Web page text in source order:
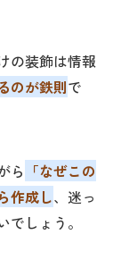
の装飾は情報
のが鉄則で
ら 「なぜこの
作成し、迷っ
しょう。